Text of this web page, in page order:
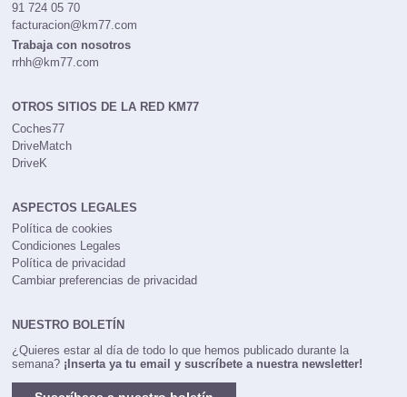
91 724 05 70
facturacion@km77.com
Trabaja con nosotros
rrhh@km77.com
OTROS SITIOS DE LA RED KM77
Coches77
DriveMatch
DriveK
ASPECTOS LEGALES
Política de cookies
Condiciones Legales
Política de privacidad
Cambiar preferencias de privacidad
NUESTRO BOLETÍN
¿Quieres estar al día de todo lo que hemos publicado durante la
semana? ¡Inserta ya tu email y suscríbete a nuestra newsletter!